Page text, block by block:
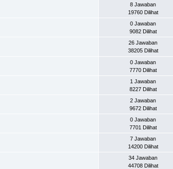
8 Jawaban
19760 Dilihat
0 Jawaban
9082 Dilihat
26 Jawaban
38205 Dilihat
0 Jawaban
7770 Dilihat
1 Jawaban
8227 Dilihat
2 Jawaban
9672 Dilihat
0 Jawaban
7701 Dilihat
7 Jawaban
14200 Dilihat
34 Jawaban
44708 Dilihat